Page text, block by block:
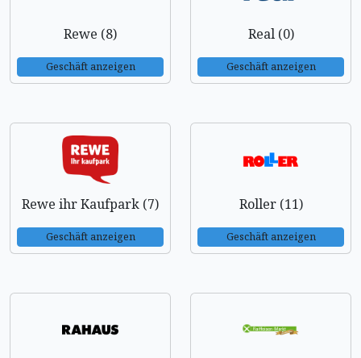
Rewe (8)
Geschäft anzeigen
Real (0)
Geschäft anzeigen
Rewe ihr Kaufpark (7)
Geschäft anzeigen
Roller (11)
Geschäft anzeigen